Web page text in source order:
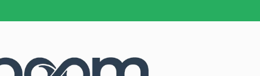
Skip to content